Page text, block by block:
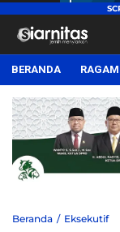
siarnitas
Jernih
BERANDA RAGAM
Beranda Eksekutif